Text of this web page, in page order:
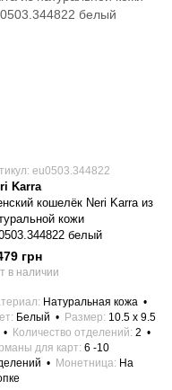
eu0503.344822
Karra
кошелёк Neri Karra из
кожи
белый
грн
в наличии
Натуральная кожа
Белый Размер 10.5 x 9.5
Количество отделений 2
для карт 6 -10
Монетница На